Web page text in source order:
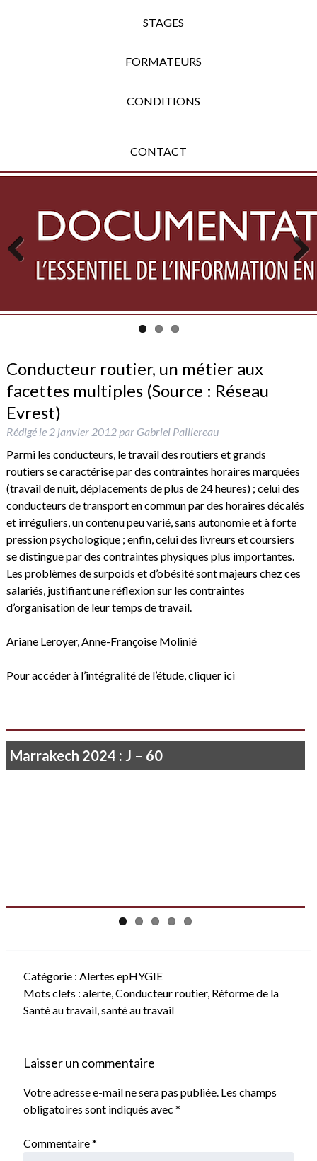
STAGES
FORMATEURS
CONDITIONS
CONTACT
Previous Next
Conducteur routier, un métier aux
facettes multiples (Source : Réseau
Evrest)
Rédigé le 2 janvier 2012par Gabriel Paillereau
Parmi les conducteurs, le travail des routiers et grands
routiers se caractérise par des contraintes horaires marquées
(travail de nuit, déplacements de plus de 24 heures) ; celui des
conducteurs de transport en commun par des horaires décalés
et irréguliers, un contenu peu varié, sans autonomie et à forte
pression psychologique ; enfin, celui des livreurs et coursiers
se distingue par des contraintes physiques plus importantes.
Les problèmes de surpoids et d’obésité sont majeurs chez ces
salariés, justifiant une réflexion sur les contraintes
d’organisation de leur temps de travail.
Ariane Leroyer, Anne-Françoise Molinié
Pour accéder à l’intégralité de l’étude, cliquer ici
Marrakech 2024 : J – 60
Catégorie : Alertes epHYGIE
Mots clefs : alerte, Conducteur routier, Réforme de la
Santé au travail, santé au travail
Laisser un commentaire
Votre adresse e-mail ne sera pas publiée. Les champs
obligatoires sont indiqués avec *
Commentaire*